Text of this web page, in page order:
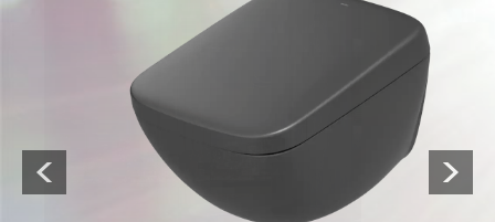
Previous Next